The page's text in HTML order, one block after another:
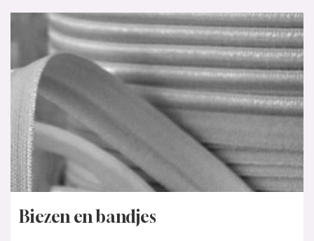
Biezen en bandjes